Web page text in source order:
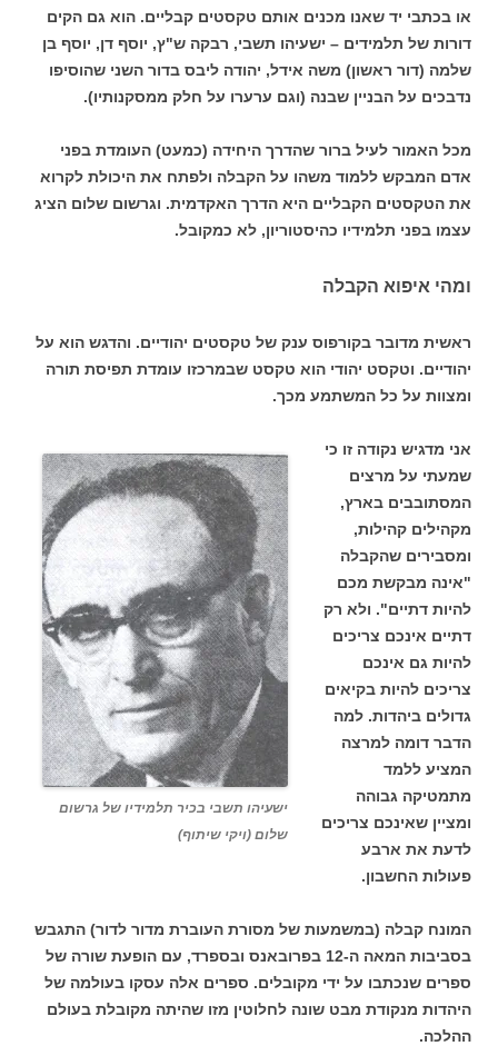
או בכתבי יד שאנו מכנים אותם טקסטים קבליים. הוא גם הקים
דורות של תלמידים – ישעיהו תשבי, רבקה ש"ץ, יוסף דן, יוסף בן
שלמה (דור ראשון) משה אידל, יהודה ליבס בדור השני שהוסיפו
נדבכים על הבניין שבנה (וגם ערערו על חלק ממסקנותיו).
מכל האמור לעיל ברור שהדרך היחידה (כמעט) העומדת בפני
אדם המבקש ללמוד משהו על הקבלה ולפתח את היכולת לקרוא
את הטקסטים הקבליים היא הדרך האקדמית. וגרשום שלום הציג
עצמו בפני תלמידיו כהיסטוריון, לא כמקובל.
ומהי איפוא הקבלה
ראשית מדובר בקורפוס ענק של טקסטים יהודיים. והדגש הוא על
יהודיים. וטקסט יהודי הוא טקסט שבמרכזו עומדת תפיסת תורה
ומצוות על כל המשתמע מכך.
ישעיהו תשבי בכיר תלמידיו של גרשום
שלום (ויקי שיתוף)
אני מדגיש נקודה זו כי
שמעתי על מרצים
המסתובבים בארץ,
מקהילים קהילות,
ומסבירים שהקבלה
"אינה מבקשת מכם
להיות דתיים". ולא רק
דתיים אינכם צריכים
להיות גם אינכם
צריכים להיות בקיאים
גדולים ביהדות. למה
הדבר דומה למרצה
המציע ללמד
מתמטיקה גבוהה
ומציין שאינכם צריכים
לדעת את ארבע
פעולות החשבון.
המונח קבלה (במשמעות של מסורת העוברת מדור לדור) התגבש
בסביבות המאה ה-12 בפרובאנס ובספרד, עם הופעת שורה של
ספרים שנכתבו על ידי מקובלים. ספרים אלה עסקו בעולמה של
היהדות מנקודת מבט שונה לחלוטין מזו שהיתה מקובלת בעולם
ההלכה.